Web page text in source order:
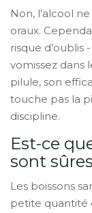
Non, l’alcool
oraux.
risque d’oublis
vomissez dans
pilule, son
touche pas la
discipline.
Est-ce
sont
Les boissons
petite quantité